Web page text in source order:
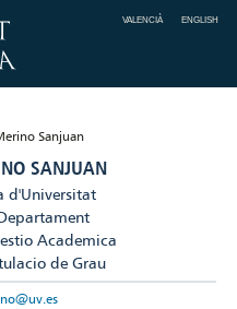
VALENCIÀ ENGLISH
SANJUAN
d'Universitat
Academica
de Grau